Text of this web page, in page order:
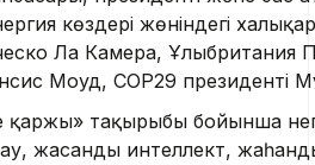
көздері жөніндегі
Ла Камера, Ұлыбритания
Моуд, СОР29 президенті
тақырыбы бойынша
жасанды интеллект,